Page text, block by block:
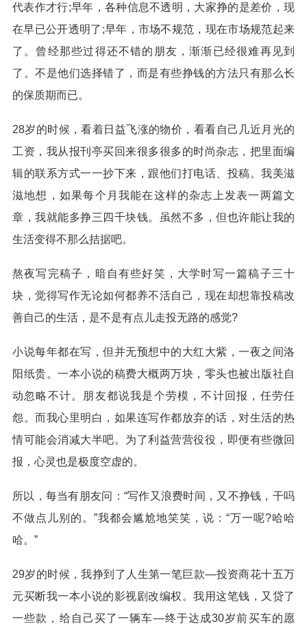
代表作才行;早年，各种信息不透明，大家挣的是差价，现
在早已公开透明了;早年，市场不规范，现在市场规范起来
了。曾经那些过得还不错的朋友，渐渐已经很难再见到
了。不是他们选择错了，而是有些挣钱的方法只有那么长
的保质期而已。
28岁的时候，看着日益飞涨的物价，看看自己几近月光的
工资，我从报刊亭买回来很多很多的时尚杂志，把里面编
辑的联系方式一一抄下来，跟他们打电话、投稿。我美滋
滋地想，如果每个月我能在这样的杂志上发表一两篇文
章，我就能多挣三四千块钱。虽然不多，但也许能让我的
生活变得不那么拮据吧。
熬夜写完稿子，暗自有些好笑，大学时写一篇稿子三十
块，觉得写作无论如何都养不活自己，现在却想靠投稿改
善自己的生活，是不是有点儿走投无路的感觉?
小说每年都在写，但并无预想中的大红大紫，一夜之间洛
阳纸贵。一本小说的稿费大概两万块，零头也被出版社自
动忽略不计。朋友都说我是个劳模，不计回报，任劳任
怨。而我心里明白，如果连写作都放弃的话，对生活的热
情可能会消减大半吧。为了利益营营役役，即便有些微回
报，心灵也是极度空虚的。
所以，每当有朋友问：“写作又浪费时间，又不挣钱，干吗
不做点儿别的。”我都会尴尬地笑笑，说：“万一呢?哈哈
哈。”
29岁的时候，我挣到了人生第一笔巨款—投资商花十五万
元买断我一本小说的影视剧改编权。我用这笔钱，又贷了
一些款，给自己买了一辆车—终于达成30岁前买车的愿